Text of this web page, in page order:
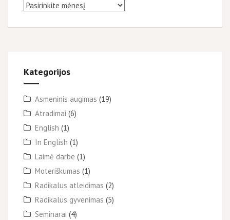
Archyvai
Kategorijos
Asmeninis augimas (19)
Atradimai (6)
English (1)
In English (1)
Laimė darbe (1)
Moteriškumas (1)
Radikalus atleidimas (2)
Radikalus gyvenimas (5)
Seminarai (4)